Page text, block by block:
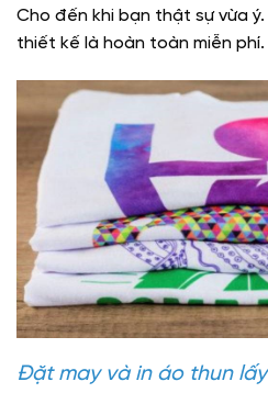
Cho đến khi bạn thật sự vừa
thiết kế là hoàn toàn miễn phí.
Đặt may và in áo thun